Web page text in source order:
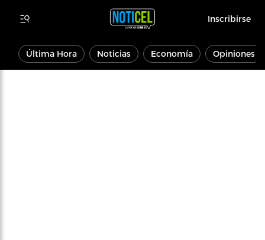
Inscribirse
Última Hora Noticias Economía Opiniones